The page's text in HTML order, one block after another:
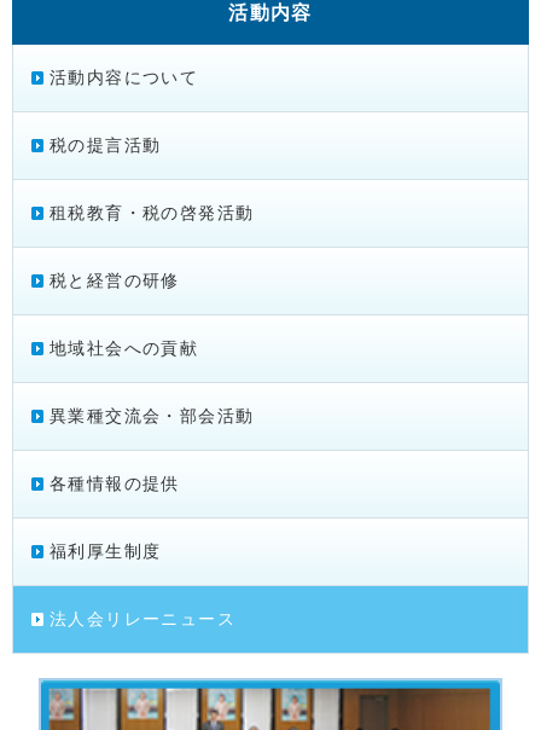
活動内容
活動内容について
税の提言活動
租税教育・税の啓発活動
税と経営の研修
地域社会への貢献
異業種交流会・部会活動
各種情報の提供
福利厚生制度
法人会リレーニュース